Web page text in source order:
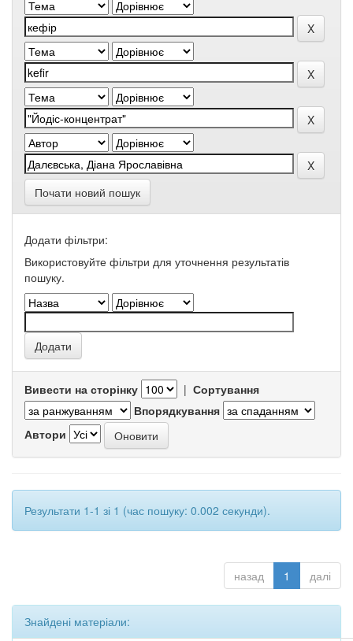
Почати новий пошук
Додати фільтри:
Використовуйте фільтри для уточнення результатів
пошуку.
Вивести на сторінку | Сортування
Впорядкування
Автори
Результати 1-1 зі 1 (час пошуку: 0.002 секунди).
назад 1 далі
Знайдені матеріали: